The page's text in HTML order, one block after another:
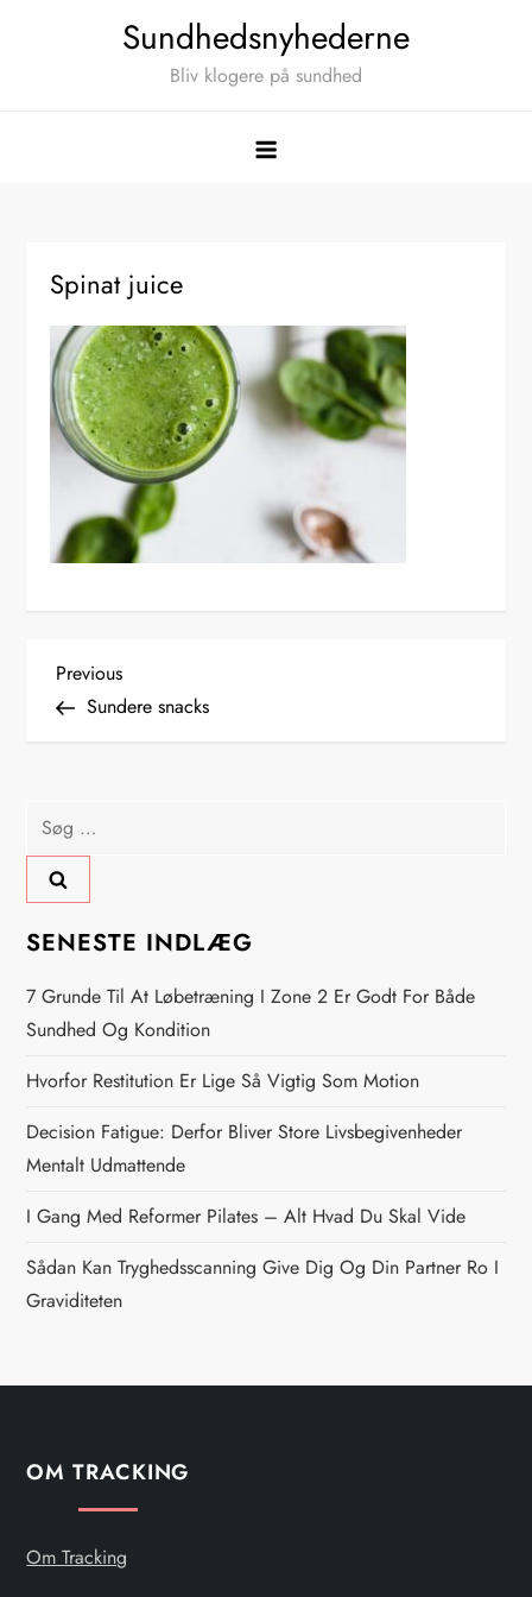
Sundhedsnyhederne
Bliv klogere på sundhed
Spinat juice
I
l
æ
g
s
n
a
v
i
g
i
n
Previous
Post
Previous
Sundere snacks
Søg
efter:
SENESTE INDLÆG
7 Grunde Til At Løbetræning I Zone 2 Er Godt For Både
Sundhed Og Kondition
Hvorfor Restitution Er Lige Så Vigtig Som Motion
Decision Fatigue: Derfor Bliver Store Livsbegivenheder
Mentalt Udmattende
I Gang Med Reformer Pilates – Alt Hvad Du Skal Vide
Sådan Kan Tryghedsscanning Give Dig Og Din Partner Ro I
Graviditeten
OM TRACKING
Om Tracking